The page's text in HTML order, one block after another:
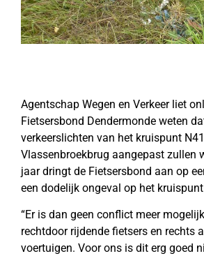
Agentschap Wegen en Verkeer liet
Fietsersbond Dendermonde weten
verkeerslichten van het kruispunt
Vlassenbroekbrug aangepast zullen
jaar dringt de Fietsersbond aan op
een dodelijk ongeval op het
“Er is dan geen conflict meer
rechtdoor rijdende fietsers en rechts
voertuigen. Voor ons is dit erg goed